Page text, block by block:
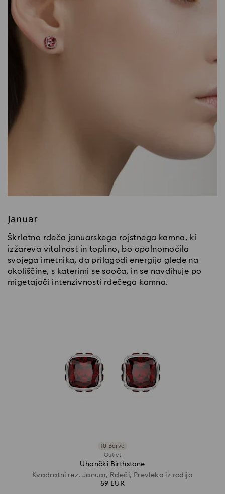
Januar
Škrlatno rdeča januarskega rojstnega kamna, ki
izžareva vitalnost in toplino, bo opolnomočila
svojega imetnika, da prilagodi energijo glede na
okoliščine, s katerimi se sooča, in se navdihuje po
migetajoči intenzivnosti rdečega kamna.
10 Barve
Outlet
Uhančki Birthstone
Kvadratni rez, Januar, Rdeči, Prevleka iz rodija
59 EUR